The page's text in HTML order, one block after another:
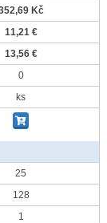
Kč
11,21 €
13,56 €
0
ks
25
128
1